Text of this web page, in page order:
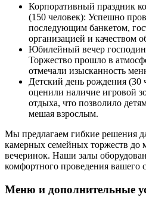
Корпоративный праздник
(150 человек): Успешно
последующим банкетом,
организацией и качеством
Юбилейный вечер
Торжество прошло в
отмечали изысканность
Детский день рождения (30
оценили наличие игровой
отдыха, что позволило
мешая взрослым.
Мы предлагаем гибкие решения
камерных семейных торжеств до
вечеринок. Наши залы
комфортного проведения вашего
Меню и дополнительные